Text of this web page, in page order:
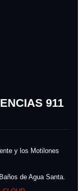
911
y los Motilones
de Agua Santa.